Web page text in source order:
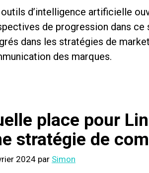
d’intelligence artificielle
de progression dans
dans les stratégies de
des marques.
place pour
stratégie de
2024 par Simon